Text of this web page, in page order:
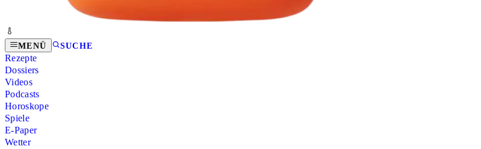
MENÜ SUCHE
Rezepte
Dossiers
Videos
Podcasts
Horoskope
Spiele
E-Paper
Wetter